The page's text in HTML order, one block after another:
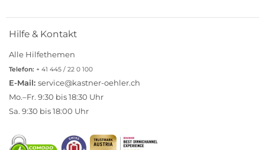
Hilfe & Kontakt
Alle Hilfethemen
Telefon: + 41 445 / 22 0 100
E-Mail: service@kastner-oehler.ch
Mo.–Fr. 9:30 bis 18:30 Uhr
Sa. 9:30 bis 18:00 Uhr